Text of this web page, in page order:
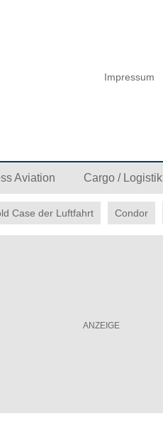
Impressum
Aviation Cargo / Logistik
Case der Luftfahrt Condor